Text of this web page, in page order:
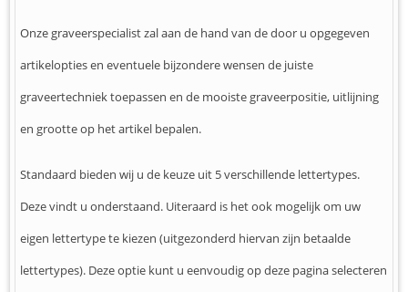
Onze graveerspecialist zal aan de hand van de door u opgegeven
artikelopties en eventuele bijzondere wensen de juiste
graveertechniek toepassen en de mooiste graveerpositie, uitlijning
en grootte op het artikel bepalen.
Standaard bieden wij u de keuze uit 5 verschillende lettertypes.
Deze vindt u onderstaand. Uiteraard is het ook mogelijk om uw
eigen lettertype te kiezen (uitgezonderd hiervan zijn betaalde
lettertypes). Deze optie kunt u eenvoudig op deze pagina selecteren